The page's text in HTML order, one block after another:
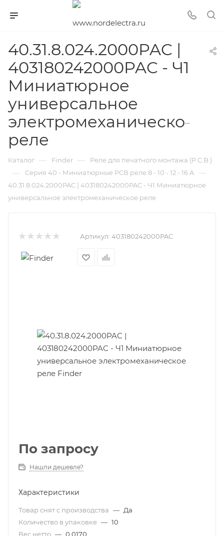
40.31.8.024.2000PAC |
403180242000PAC - Ч1
Миниатюрное
универсальное
электромеханическое
реле
Каталог — Finder — Реле для печатного монтажа (P.C.B.)
— Серия 40 - Миниатюрные PCB реле 8 - 10 - 12 - 16 A —
40.31.8.024.2000PAC | 403180242000PAC - Ч1 Миниатюрное
универсальное электромеханическое реле
Артикул: 403180242000PAC
По запросу
Нашли дешевле?
Характеристики
Товар снят с производства — Да
Количество в упаковке — 10
Вес нетто — 0.0170